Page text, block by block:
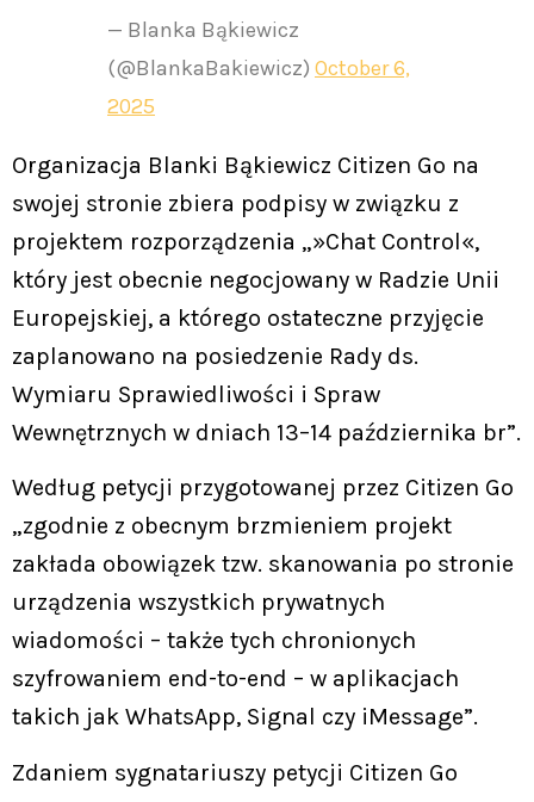
— Blanka Bąkiewicz
(@BlankaBakiewicz) October 6,
2025
Organizacja Blanki Bąkiewicz Citizen Go na
swojej stronie zbiera podpisy w związku z
projektem rozporządzenia „»Chat Control«,
który jest obecnie negocjowany w Radzie Unii
Europejskiej, a którego ostateczne przyjęcie
zaplanowano na posiedzenie Rady ds.
Wymiaru Sprawiedliwości i Spraw
Wewnętrznych w dniach 13–14 października br”.
Według petycji przygotowanej przez Citizen Go
„zgodnie z obecnym brzmieniem projekt
zakłada obowiązek tzw. skanowania po stronie
urządzenia wszystkich prywatnych
wiadomości – także tych chronionych
szyfrowaniem end-to-end – w aplikacjach
takich jak WhatsApp, Signal czy iMessage”.
Zdaniem sygnatariuszy petycji Citizen Go